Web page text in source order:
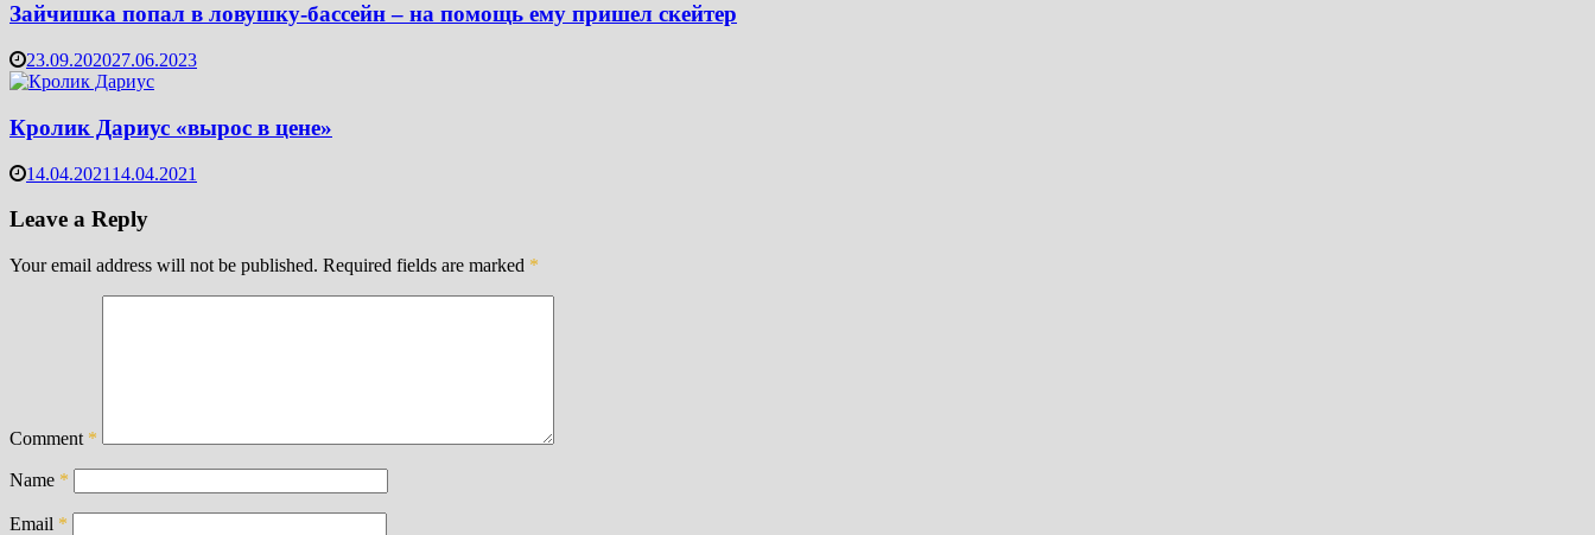
Зайчишка попал в ловушку-бассейн – на помощь ему пришел скейтер
23.09.202027.06.2023
Кролик Дариус «вырос в цене»
14.04.2021 14.04.2021
Leave a Reply
Your email address will not be published. Required fields are marked *
Comment *
Name *
Email *